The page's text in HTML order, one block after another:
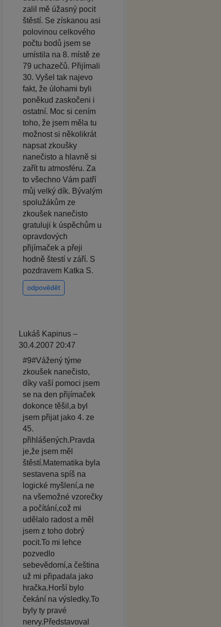
zalil mě úžasný pocit
štěstí. Se získanou asi
polovinou celkového
počtu bodů jsem se
umístila na 8. místě ze
79 uchazečů. Přijímali
30. Vyšel tak najevo
fakt, že úlohami byli
poněkud zaskočeni i
ostatní. Moc si cením
toho, že jsem měla tu
možnost si několikrát
napsat zkoušky
nanečisto a hlavně si
zařít tu atmosféru. Za
to všechno Vám patří
můj velký dík. Bývalým
spolužákům ze
zkoušek nanečisto
gratuluji k úspěchům u
opravdových
přijímaček a přeji
hodně štestí v září. S
pozdravem Katka S.
odpovědět
Lukáš Kapinus –
30.4.2007 20:47
#9#Vážený týme
zkoušek nanečisto,
díky vaší pomoci jsem
se na den přijímaček
dokonce těšil,a byl
jsem přijat jako 4. ze
45.
přihlášených.Pravda
je,že jsem měl
štěstí.Matematika byla
sestavena spíš na
logické myšlení,a ne
na všemožné vzorečky
a počítání,což mi
udělalo radost a měl
jsem z toho dobrý
pocit.To mi lehce
pozvedlo
sebevědomí,a čeština
už mi připadala jako
hračka.Horší bylo
čekání na výsledky.To
byly ty pravé
nervy.Představoval